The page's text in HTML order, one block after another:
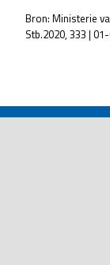
Bron: Ministerie
Stb.2020, 333 |